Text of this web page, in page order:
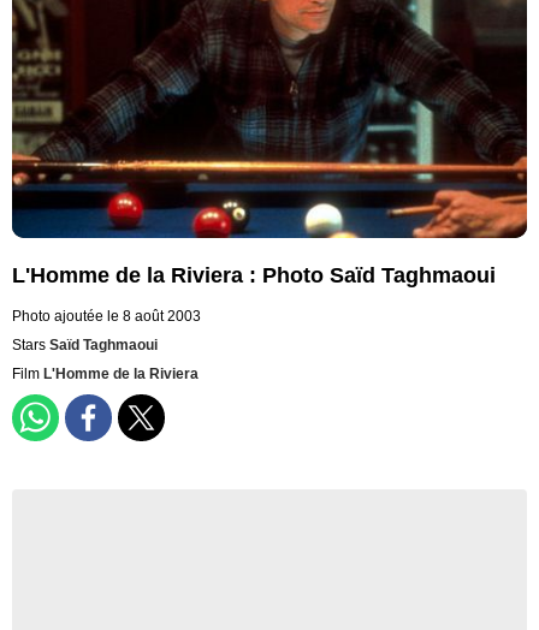
L'Homme de la Riviera : Photo Saïd Taghmaoui
Photo ajoutée le 8 août 2003
Stars Saïd Taghmaoui
Film L'Homme de la Riviera